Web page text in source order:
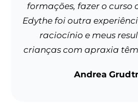
formações, fazer o curso
Edythe foi outra
raciocínio e meus
crianças com apraxia têm
Andrea